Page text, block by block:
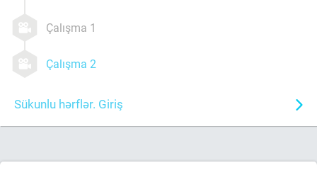
Çalışma 1
Çalışma 2
Sükunlu hərflər. Giriş